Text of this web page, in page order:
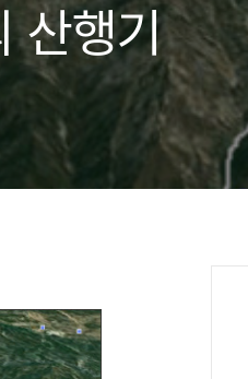
산행기